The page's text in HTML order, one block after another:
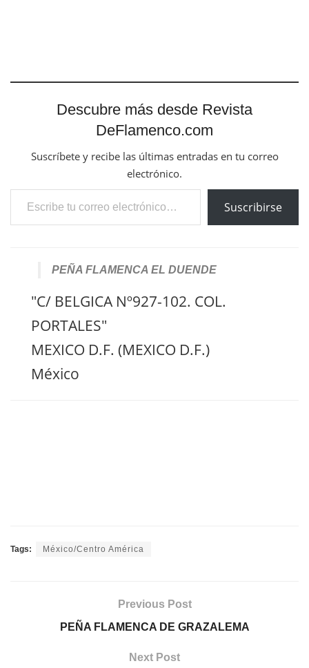
Descubre más desde Revista
DeFlamenco.com
Suscríbete y recibe las últimas entradas en tu correo
electrónico.
Escribe tu correo electrónico…
Suscribirse
PEÑA FLAMENCA EL DUENDE
"C/ BELGICA Nº927-102. COL.
PORTALES"
MEXICO D.F. (MEXICO D.F.)
México
Tags: México/Centro América
Previous Post
PEÑA FLAMENCA DE GRAZALEMA
Next Post